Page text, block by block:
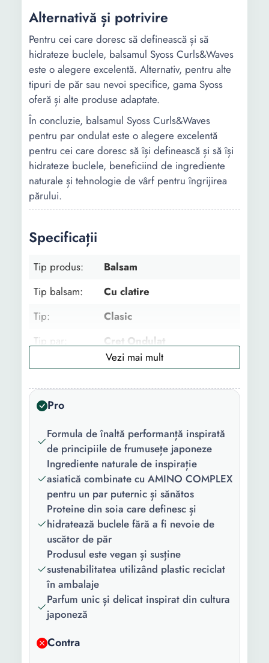
Alternativă și potrivire
Pentru cei care doresc să definească și să
hidrateze buclele, balsamul Syoss Curls&Waves
este o alegere excelentă. Alternativ, pentru alte
tipuri de păr sau nevoi specifice, gama Syoss
oferă și alte produse adaptate.
În concluzie, balsamul Syoss Curls&Waves
pentru par ondulat este o alegere excelentă
pentru cei care doresc să își definească și să își
hidrateze buclele, beneficiind de ingrediente
naturale și tehnologie de vârf pentru îngrijirea
părului.
Specificații
Tip produs:
Balsam
Tip balsam:
Cu clatire
Tip:
Clasic
Tip par:
Cret Ondulat
Gama:
Curls&Waves
Beneficii:
Hidratant Reparare Bucle
Proprietati:
Aminoacizi Vegan
Ingrediente naturale
Numar
bucati/set:
1
Continut
pachet:
1 x Balsam
Cantitate: 440 ml
Pro
Formula de înaltă performanță inspirată
de principiile de frumusețe japoneze
Ingrediente naturale de inspirație
asiatică combinate cu AMINO COMPLEX
pentru un par puternic și sănătos
Proteine din soia care definesc și
hidratează buclele fără a fi nevoie de
uscător de păr
Produsul este vegan și susține
sustenabilitatea utilizând plastic reciclat
în ambalaje
Parfum unic și delicat inspirat din cultura
japoneză
Contra